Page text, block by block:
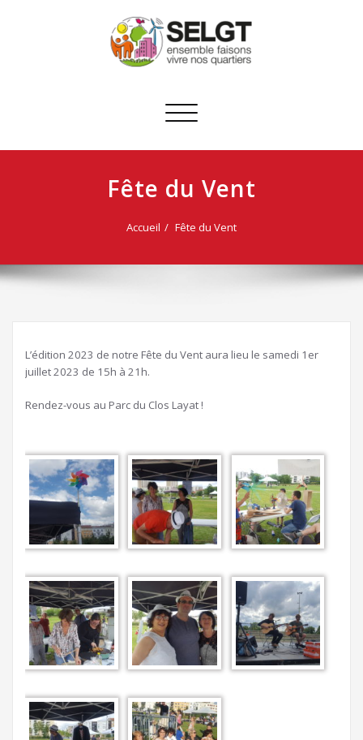
Afficher/masquer
navigation
Fête du Vent
Accueil Fête du Vent
L’édition 2023 de notre Fête du Vent aura lieu le samedi 1er
juillet 2023 de 15h à 21h.
Rendez-vous au Parc du Clos Layat !